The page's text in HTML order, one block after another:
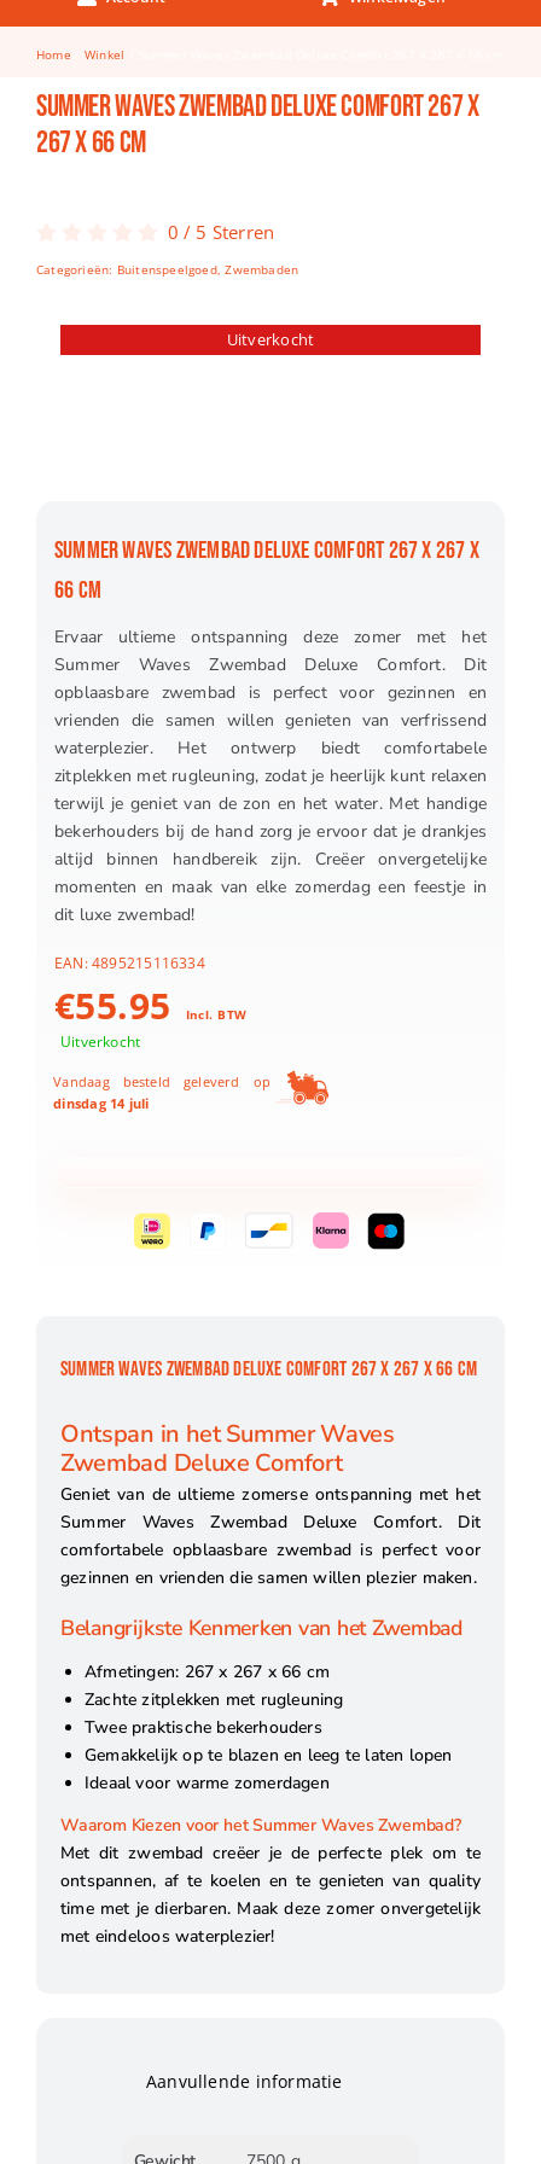
Keuken & Tafelen
Kinderfietsen
Knutselen
Puzzels
Home Winkel
Summer Waves Zwembad Deluxe Comfort 267 X
267 X 66 cm
0 / 5 Sterren
Categorieën: Buitenspeelgoed,Zwembaden
Uitverkocht
SUMMER WAVES ZWEMBAD DELUXE COMFORT 267 X 267 X
66 CM
Ervaar ultieme ontspanning deze zomer met het
Summer Waves Zwembad Deluxe Comfort. Dit
opblaasbare zwembad is perfect voor gezinnen en
vrienden die samen willen genieten van verfrissend
waterplezier. Het ontwerp biedt comfortabele
zitplekken met rugleuning, zodat je heerlijk kunt relaxen
terwijl je geniet van de zon en het water. Met handige
bekerhouders bij de hand zorg je ervoor dat je drankjes
altijd binnen handbereik zijn. Creëer onvergetelijke
momenten en maak van elke zomerdag een feestje in
dit luxe zwembad!
EAN:4895215116334
€55.95 Incl. BTW
Uitverkocht
Vandaag besteld geleverd op
dinsdag 14 juli
SUMMER WAVES ZWEMBAD DELUXE COMFORT 267 X 267 X 66 CM
Ontspan in het Summer Waves
Zwembad Deluxe Comfort
Geniet van de ultieme zomerse ontspanning met het
Summer Waves Zwembad Deluxe Comfort. Dit
comfortabele opblaasbare zwembad is perfect voor
gezinnen en vrienden die samen willen plezier maken.
Belangrijkste Kenmerken van het Zwembad
Afmetingen: 267 x 267 x 66 cm
Zachte zitplekken met rugleuning
Twee praktische bekerhouders
Gemakkelijk op te blazen en leeg te laten lopen
Ideaal voor warme zomerdagen
Waarom Kiezen voor het Summer Waves Zwembad?
Met dit zwembad creëer je de perfecte plek om te
ontspannen, af te koelen en te genieten van quality
time met je dierbaren. Maak deze zomer onvergetelijk
met eindeloos waterplezier!
Aanvullende informatie